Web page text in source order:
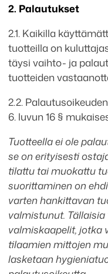
2. Palautukset
2.1. Kaikilla
tuotteilla on
täysi vaihto- ja
tuotteiden
2.2.
6. luvun 16 §
Tuotteella ei ole
se on erityisesti
tilattu tai muokattu
suorittaminen on
varten hankittavan
valmistunut.
valmiskaapelit, jotka
tilaamien mittojen
lasketaan